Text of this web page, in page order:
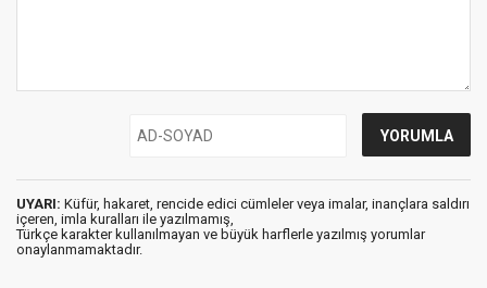
UYARI: Küfür, hakaret, rencide edici cümleler veya imalar, inançlara saldırı
içeren, imla kuralları ile yazılmamış,
Türkçe karakter kullanılmayan ve büyük harflerle yazılmış yorumlar
onaylanmamaktadır.